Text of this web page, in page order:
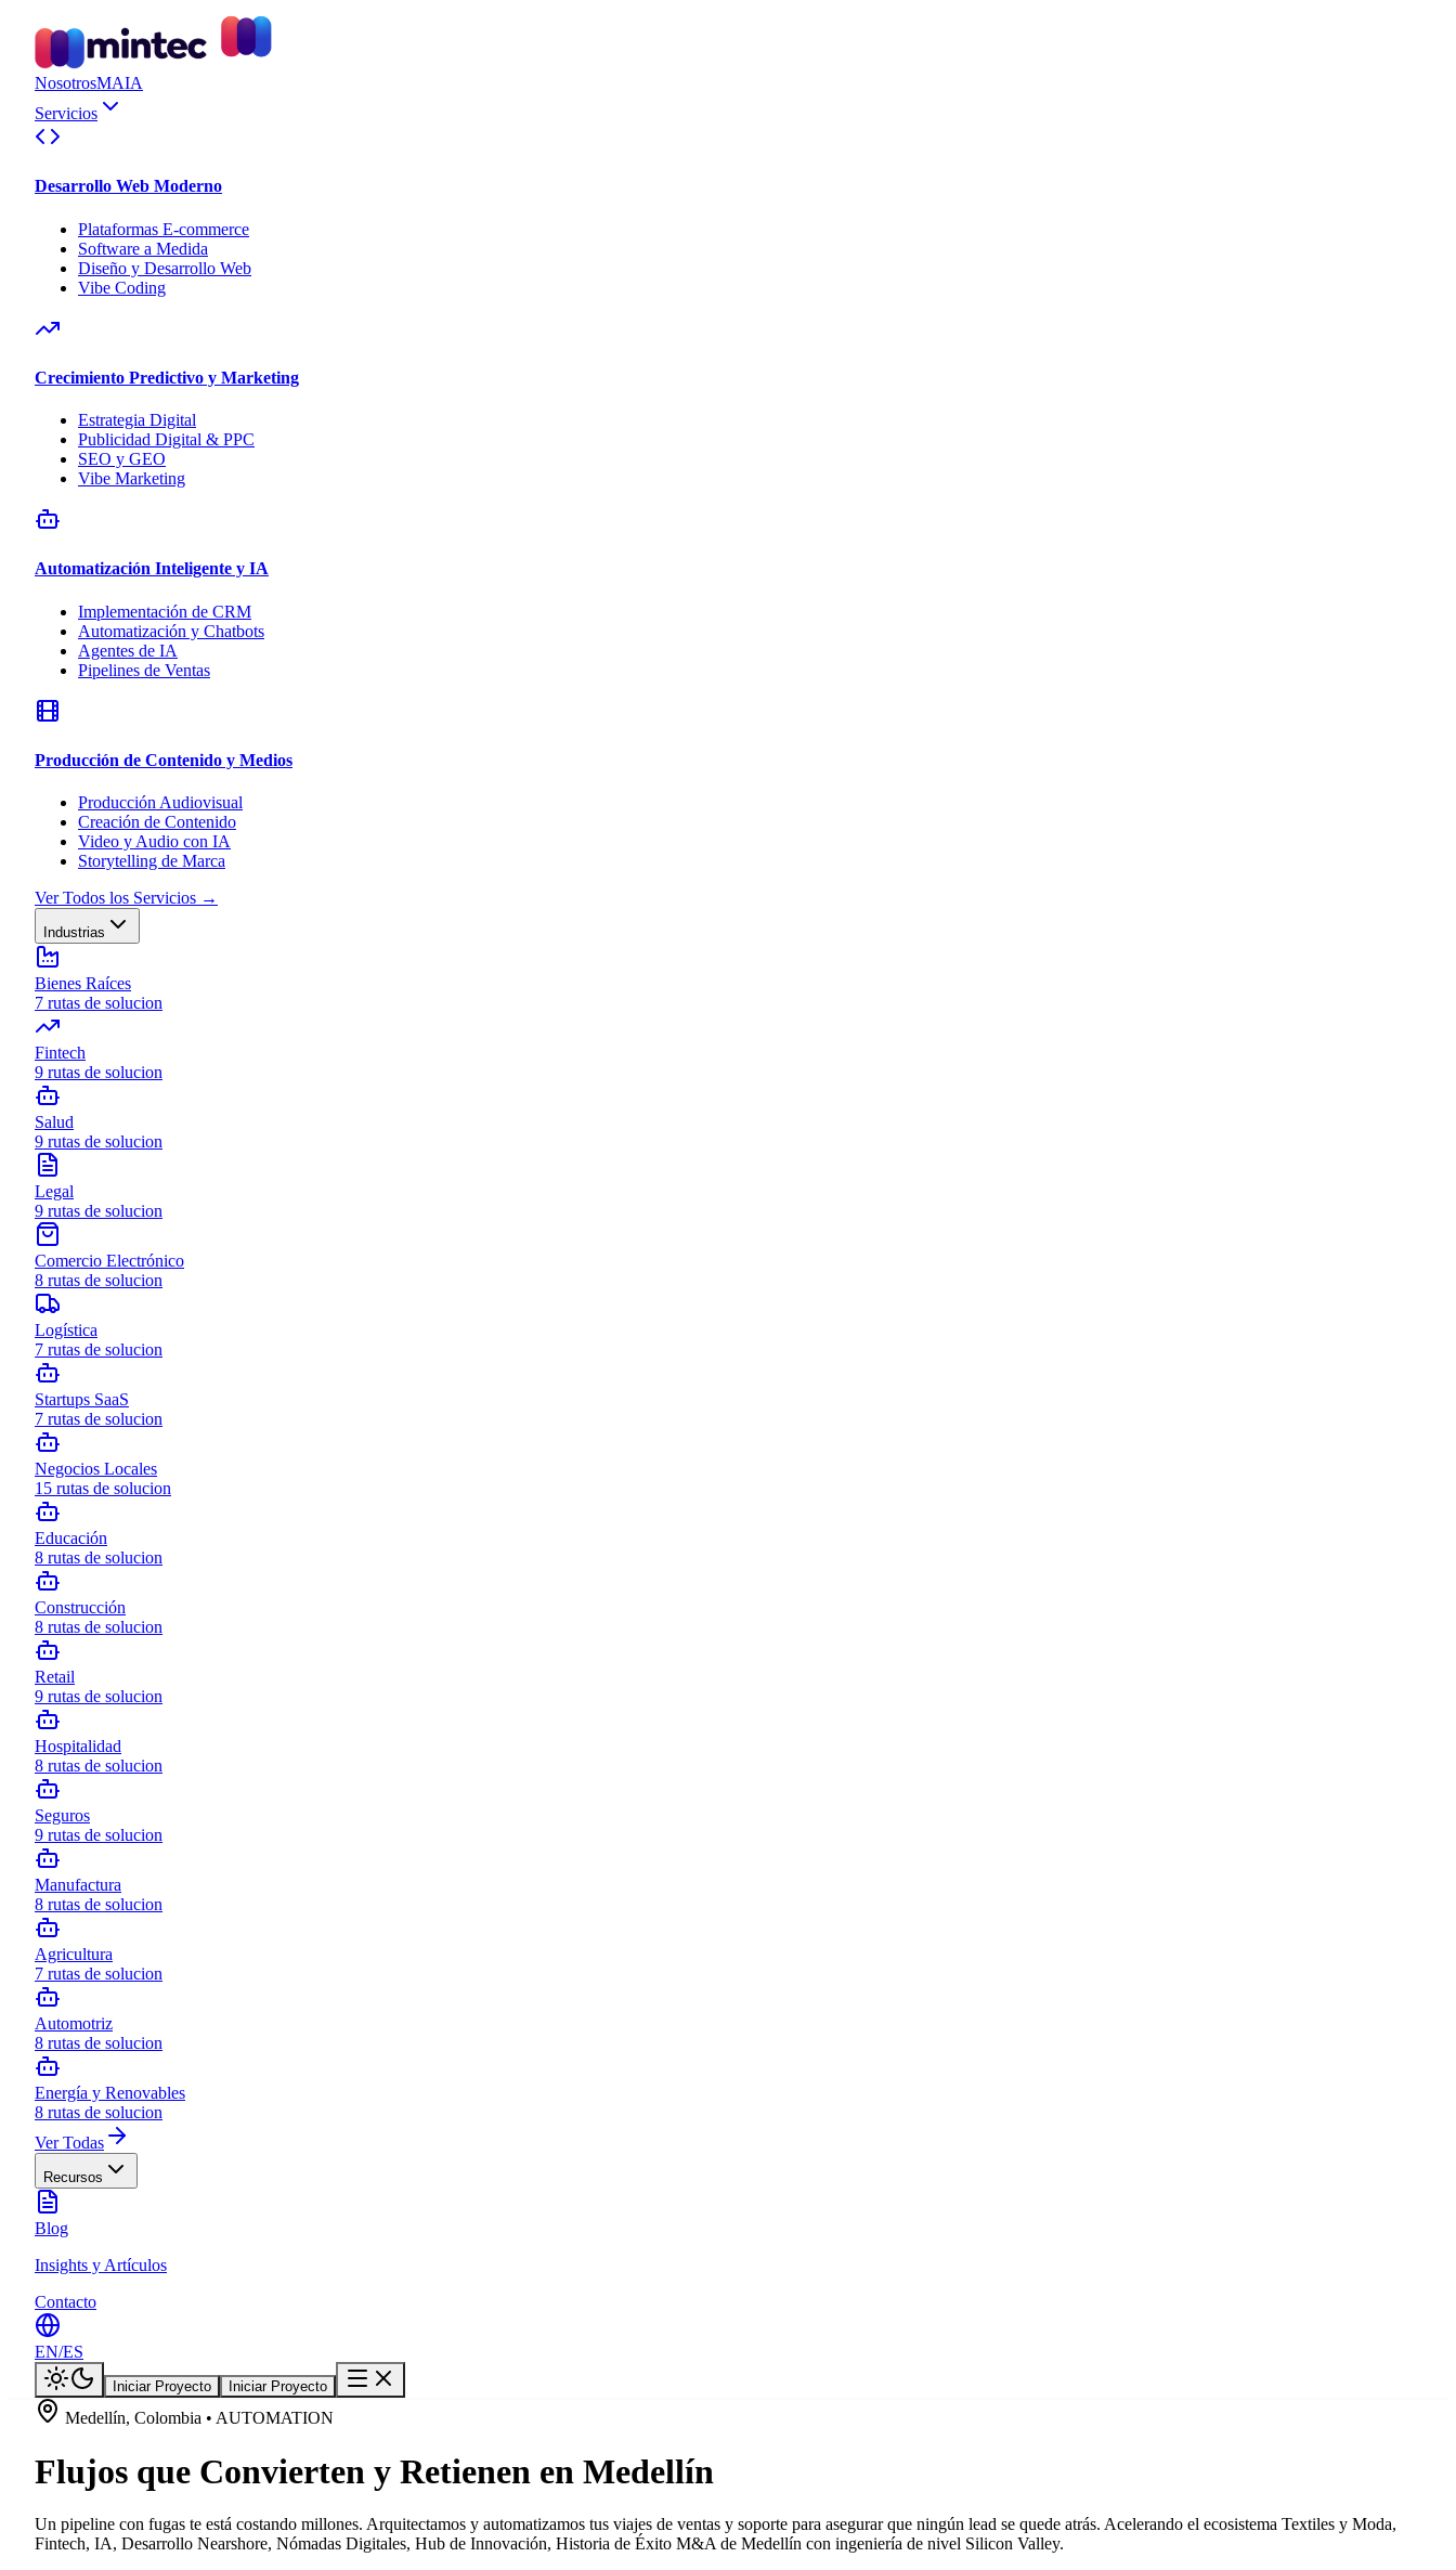
NosotrosMAIA
Servicios
Desarrollo Web Moderno
Plataformas E-commerce
Software a Medida
Diseño y Desarrollo Web
Vibe Coding
Crecimiento Predictivo y Marketing
Estrategia Digital
Publicidad Digital & PPC
SEO y GEO
Vibe Marketing
Automatización Inteligente y IA
Implementación de CRM
Automatización y Chatbots
Agentes de IA
Pipelines de Ventas
Producción de Contenido y Medios
Producción Audiovisual
Creación de Contenido
Video y Audio con IA
Storytelling de Marca
Ver Todos los Servicios →
Industrias
Bienes Raíces
7 rutas de solucion
Fintech
9 rutas de solucion
Salud
9 rutas de solucion
Legal
9 rutas de solucion
Comercio Electrónico
8 rutas de solucion
Logística
7 rutas de solucion
Startups SaaS
7 rutas de solucion
Negocios Locales
15 rutas de solucion
Educación
8 rutas de solucion
Construcción
8 rutas de solucion
Retail
9 rutas de solucion
Hospitalidad
8 rutas de solucion
Seguros
9 rutas de solucion
Manufactura
8 rutas de solucion
Agricultura
7 rutas de solucion
Automotriz
8 rutas de solucion
Energía y Renovables
8 rutas de solucion
Ver Todas
Recursos
Blog
Insights y Artículos
Contacto
EN/ES
Iniciar Proyecto Iniciar Proyecto
Medellín, Colombia • AUTOMATION
Flujos que Convierten y Retienen en Medellín
Un pipeline con fugas te está costando millones. Arquitectamos y automatizamos tus viajes de ventas y soporte para asegurar que ningún lead se quede atrás. Acelerando el ecosistema Textiles y Moda,
Fintech, IA, Desarrollo Nearshore, Nómadas Digitales, Hub de Innovación, Historia de Éxito M&A de Medellín con ingeniería de nivel Silicon Valley.